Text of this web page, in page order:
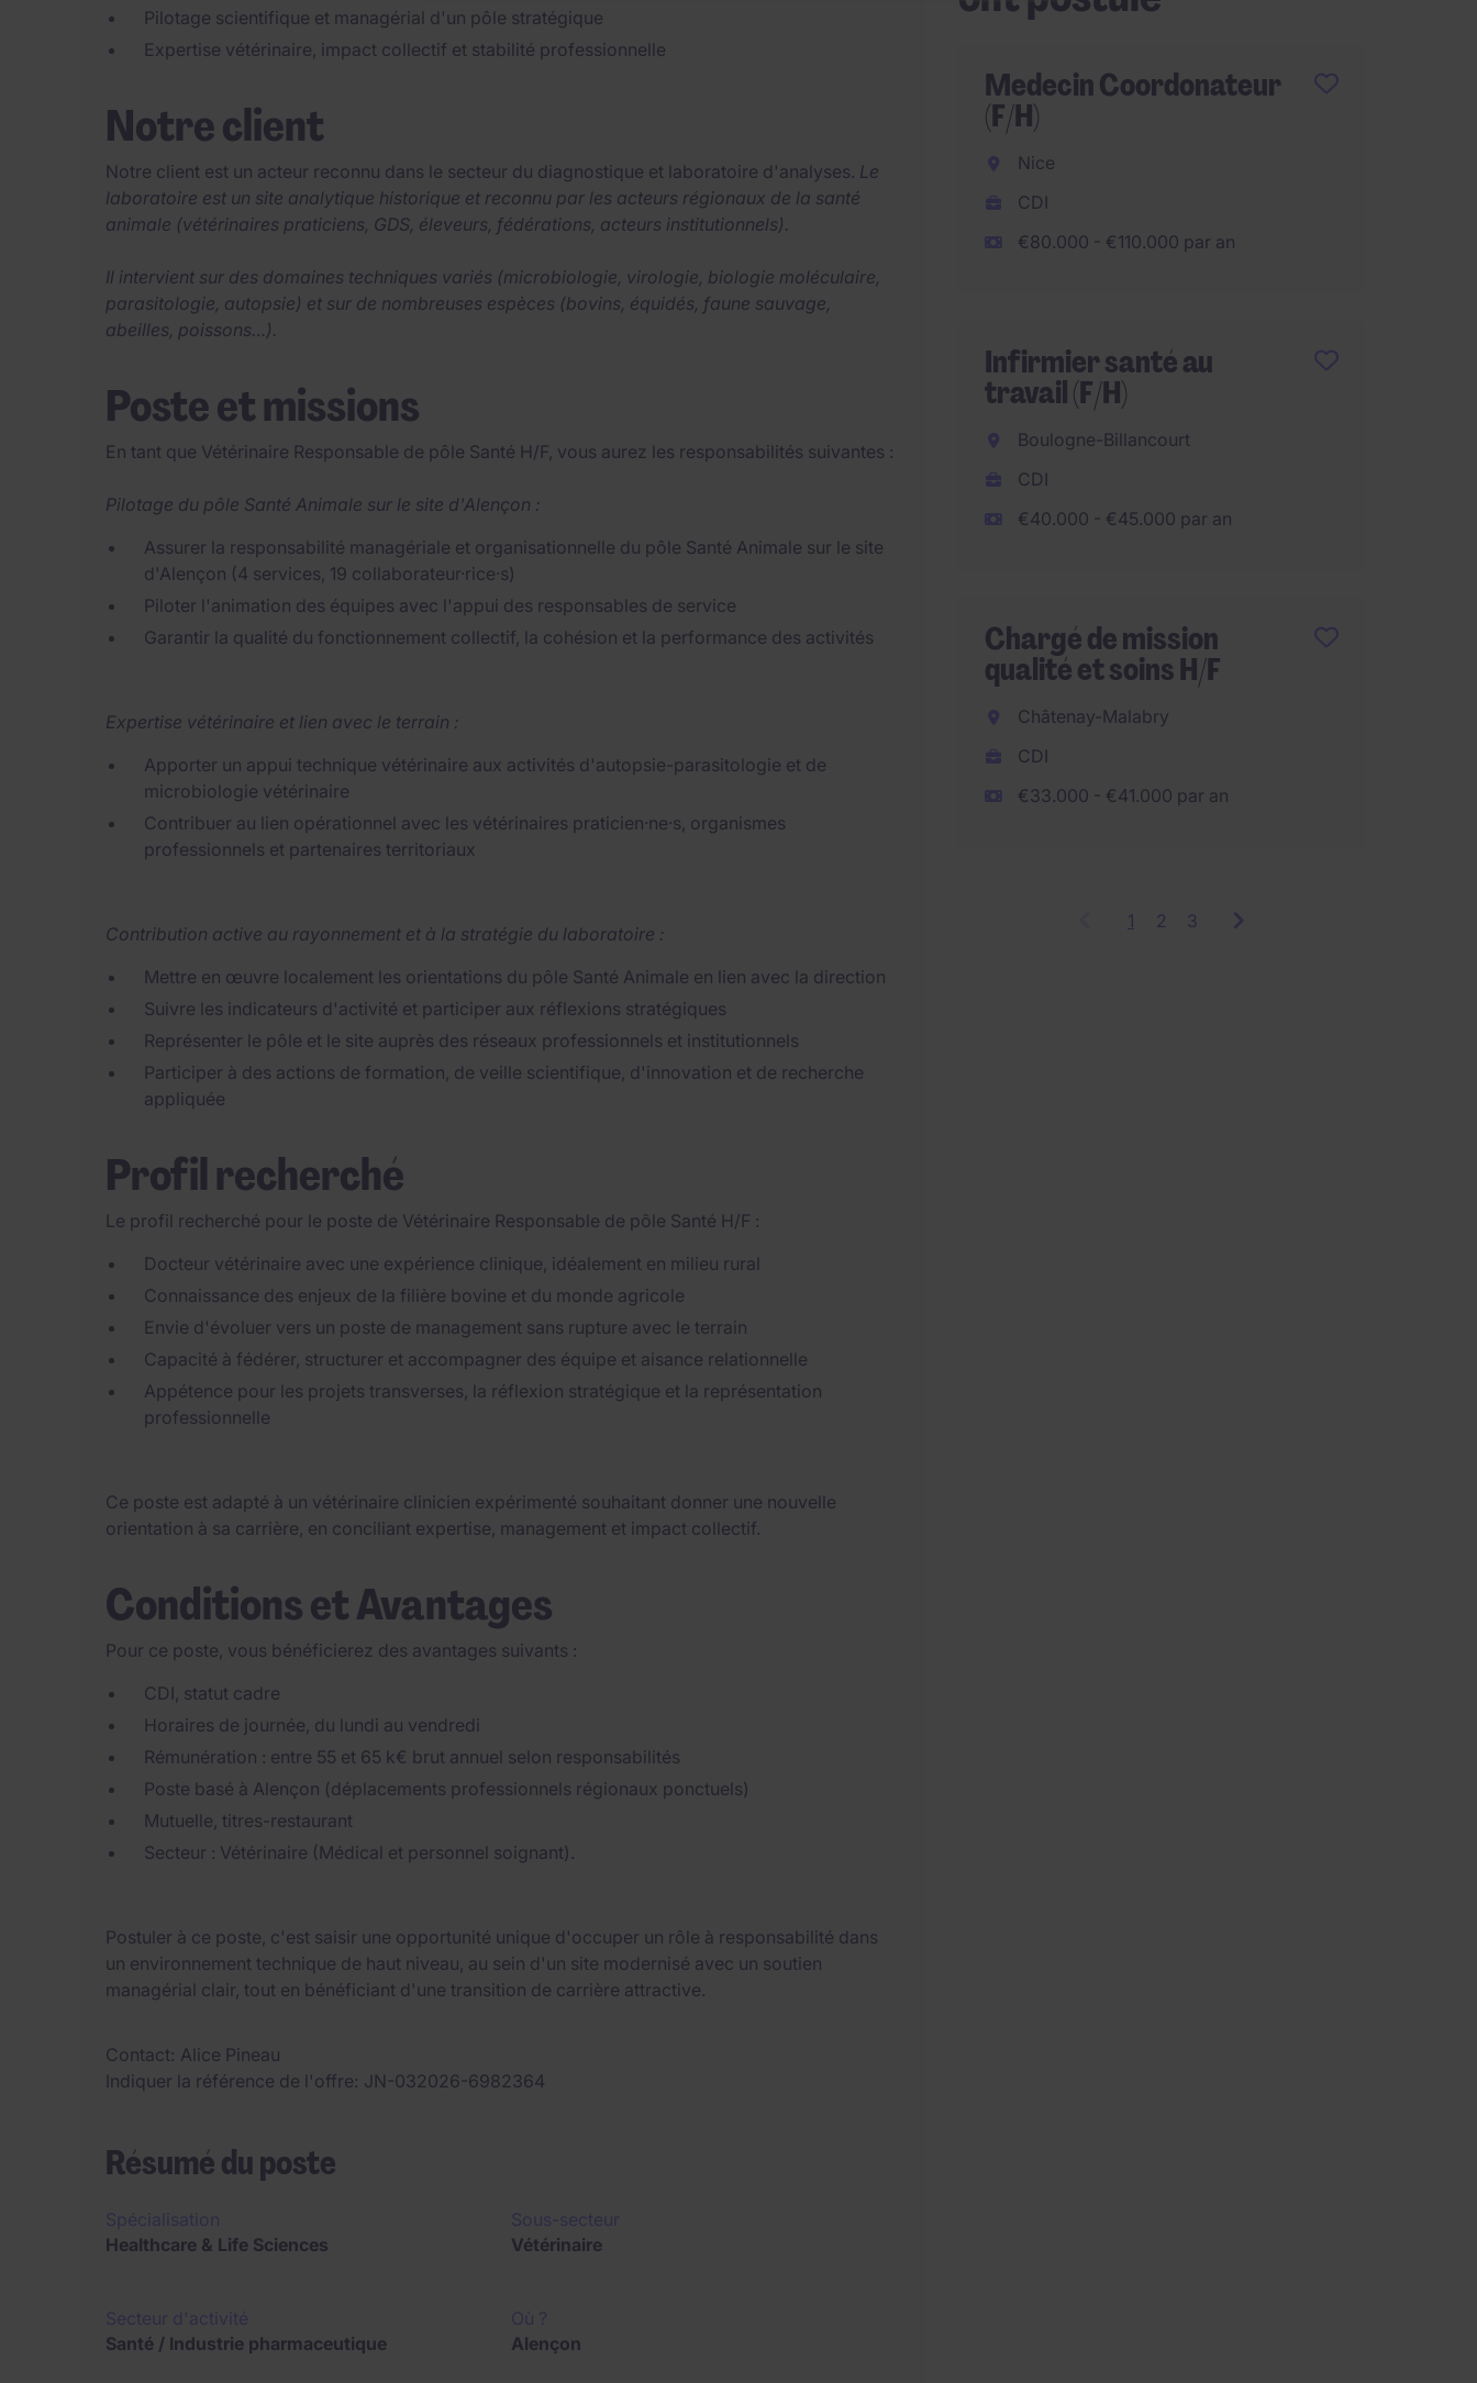
Pilotage scientifique et managérial d'un pôle stratégique
Expertise vétérinaire, impact collectif et stabilité professionnelle
Notre client
Notre client est un acteur reconnu dans le secteur du diagnostique et laboratoire d'analyses. Le
laboratoire est un site analytique historique et reconnu par les acteurs régionaux de la santé
animale (vétérinaires praticiens, GDS, éleveurs, fédérations, acteurs institutionnels).
Il intervient sur des domaines techniques variés (microbiologie, virologie, biologie moléculaire,
parasitologie, autopsie) et sur de nombreuses espèces (bovins, équidés, faune sauvage,
abeilles, poissons…).
Poste et missions
En tant que Vétérinaire Responsable de pôle Santé H/F, vous aurez les responsabilités suivantes :
Pilotage du pôle Santé Animale sur le site d'Alençon :
Assurer la responsabilité managériale et organisationnelle du pôle Santé Animale sur le site
d'Alençon (4 services, 19 collaborateur·rice·s)
Piloter l'animation des équipes avec l'appui des responsables de service
Garantir la qualité du fonctionnement collectif, la cohésion et la performance des activités
Expertise vétérinaire et lien avec le terrain :
Apporter un appui technique vétérinaire aux activités d'autopsie-parasitologie et de
microbiologie vétérinaire
Contribuer au lien opérationnel avec les vétérinaires praticien·ne·s, organismes
professionnels et partenaires territoriaux
Contribution active au rayonnement et à la stratégie du laboratoire :
Mettre en œuvre localement les orientations du pôle Santé Animale en lien avec la direction
Suivre les indicateurs d'activité et participer aux réflexions stratégiques
Représenter le pôle et le site auprès des réseaux professionnels et institutionnels
Participer à des actions de formation, de veille scientifique, d'innovation et de recherche
appliquée
Profil recherché
Le profil recherché pour le poste de Vétérinaire Responsable de pôle Santé H/F :
Docteur vétérinaire avec une expérience clinique, idéalement en milieu rural
Connaissance des enjeux de la filière bovine et du monde agricole
Envie d'évoluer vers un poste de management sans rupture avec le terrain
Capacité à fédérer, structurer et accompagner des équipe et aisance relationnelle
Appétence pour les projets transverses, la réflexion stratégique et la représentation
professionnelle
Ce poste est adapté à un vétérinaire clinicien expérimenté souhaitant donner une nouvelle
orientation à sa carrière, en conciliant expertise, management et impact collectif.
Conditions et Avantages
Pour ce poste, vous bénéficierez des avantages suivants :
CDI, statut cadre
Horaires de journée, du lundi au vendredi
Rémunération : entre 55 et 65 k€ brut annuel selon responsabilités
Poste basé à Alençon (déplacements professionnels régionaux ponctuels)
Mutuelle, titres-restaurant
Secteur : Vétérinaire (Médical et personnel soignant).
Postuler à ce poste, c'est saisir une opportunité unique d'occuper un rôle à responsabilité dans
un environnement technique de haut niveau, au sein d'un site modernisé avec un soutien
managérial clair, tout en bénéficiant d'une transition de carrière attractive.
Contact Alice Pineau
Indiquer la référence de l'offre JN-032026-6982364
Résumé du poste
Healthcare & Life Sciences
Vétérinaire
Santé / Industrie pharmaceutique
Alençon
Medecin Coordonateur
(F/H)
Nice
CDI
€80.000 - €110.000 par an
Infirmier santé au
travail (F/H)
Boulogne-Billancourt
CDI
€40.000 - €45.000 par an
Chargé de mission
qualité et soins H/F
Châtenay-Malabry
CDI
€33.000 - €41.000 par an
1 Showing
2 3